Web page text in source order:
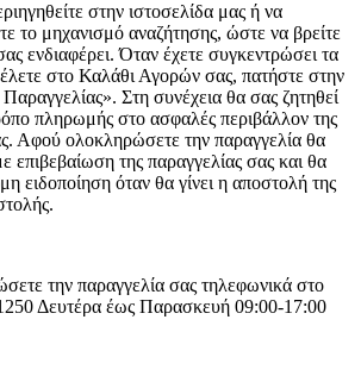
στην ιστοσελίδα μας ή να
το μηχανισμό αναζήτησης, ώστε να βρείτε
ενδιαφέρει. Όταν έχετε συγκεντρώσει τα
στο Καλάθι Αγορών σας, πατήστε στην
Στη συνέχεια θα σας ζητηθεί
πληρωμής στο ασφαλές περιβάλλον της
Αφού ολοκληρώσετε την παραγγελία θα
επιβεβαίωση της παραγγελίας σας και θα
ειδοποίηση όταν θα γίνει η αποστολή της
την παραγγελία σας τηλεφωνικά στο
Δευτέρα έως Παρασκευή 09:00-17:00